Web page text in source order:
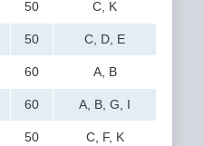
50 C, K
50 C, D, E
60 A, B
60 A, B, G, I
50 C, F, K